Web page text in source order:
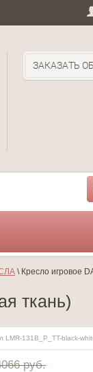
ЗАКАЗАТЬ
\ Кресло игровое
ткань)
LMR-131B_P_TT-black-
руб.